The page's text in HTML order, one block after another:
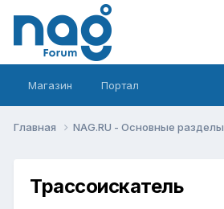
Магазин Портал
Главная NAG.RU - Основные разделы
Трассоискатель